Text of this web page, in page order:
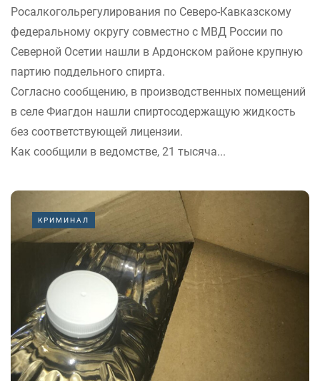
Росалкогольрегулирования по Северо-Кавказскому
федеральному округу совместно с МВД России по
Северной Осетии нашли в Ардонском районе крупную
партию поддельного спирта.
Согласно сообщению, в производственных помещений
в селе Фиагдон нашли спиртосодержащую жидкость
без соответствующей лицензии.
Как сообщили в ведомстве, 21 тысяча...
КРИМИНАЛ